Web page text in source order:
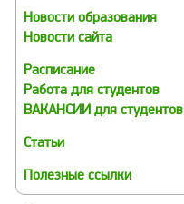
Новости образования
Новости сайта
Расписание
Работа для студентов
ВАКАНСИИ для студентов
Статьи
Полезные ссылки